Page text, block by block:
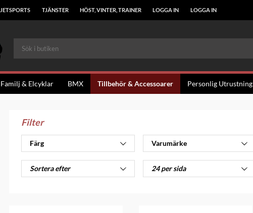
JETSPORTS TJÄNSTER HÖST, VINTER, TRAINER LOGGA IN LOGGA IN
Familj & Elcyklar BMX Tillbehör & Accessoarer Personlig Utrustning
Filter
Färg Varumärke
Sortera efter 24 per sida